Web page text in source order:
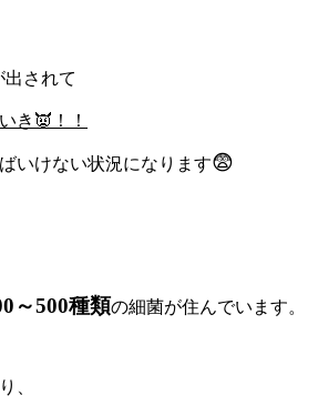
出されて
き👿！！
いけない状況になります😨
～500種類の細菌が住んでいます。
、